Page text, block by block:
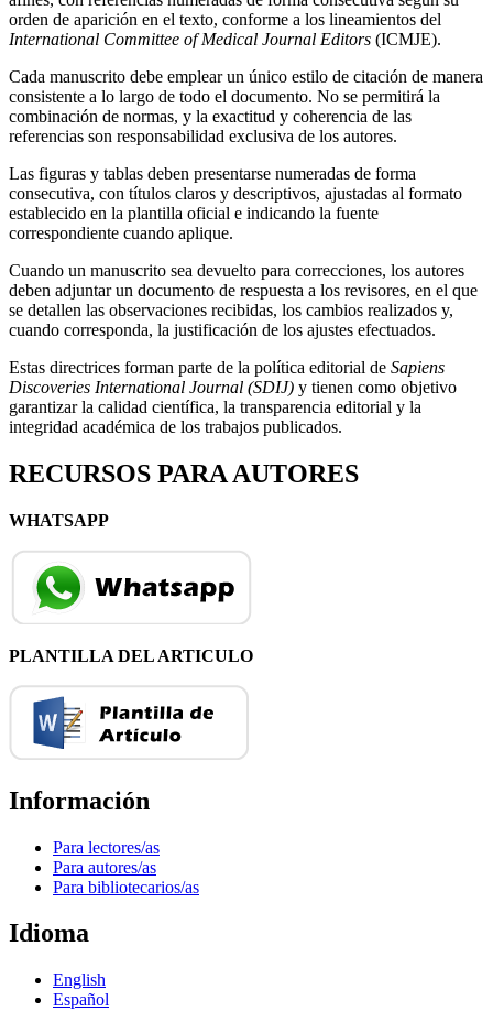
orden de aparición en el texto, conforme a los lineamientos del
International Committee of Medical Journal Editors (ICMJE).
Cada manuscrito debe emplear un único estilo de citación de manera
consistente a lo largo de todo el documento. No se permitirá la
combinación de normas, y la exactitud y coherencia de las
referencias son responsabilidad exclusiva de los autores.
Las figuras y tablas deben presentarse numeradas de forma
consecutiva, con títulos claros y descriptivos, ajustadas al formato
establecido en la plantilla oficial e indicando la fuente
correspondiente cuando aplique.
Cuando un manuscrito sea devuelto para correcciones, los autores
deben adjuntar un documento de respuesta a los revisores, en el que
se detallen las observaciones recibidas, los cambios realizados y,
cuando corresponda, la justificación de los ajustes efectuados.
Estas directrices forman parte de la política editorial de Sapiens
Discoveries International Journal (SDIJ) y tienen como objetivo
garantizar la calidad científica, la transparencia editorial y la
integridad académica de los trabajos publicados.
RECURSOS PARA AUTORES
WHATSAPP
PLANTILLA DEL ARTICULO
Información
Para lectores/as
Para autores/as
Para bibliotecarios/as
Idioma
English
Español